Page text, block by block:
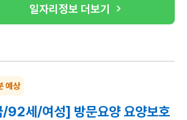
일자리정보 더보기
예상
92세/여성] 방문요양 요양보호